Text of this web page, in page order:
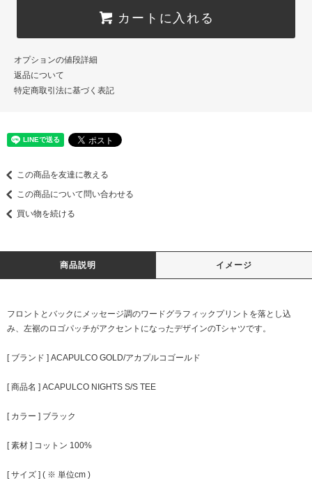
カートに入れる
オプションの値段詳細
返品について
特定商取引法に基づく表記
この商品を友達に教える
この商品について問い合わせる
買い物を続ける
商品説明 イメージ
フロントとバックにメッセージ調のワードグラフィックプリントを落とし込
み、左裾のロゴパッチがアクセントになったデザインのTシャツです。
[ ブランド ] ACAPULCO GOLD/アカプルコゴールド
[ 商品名 ] ACAPULCO NIGHTS S/S TEE
[ カラー ] ブラック
[ 素材 ] コットン 100%
[ サイズ ] ( ※ 単位cm )